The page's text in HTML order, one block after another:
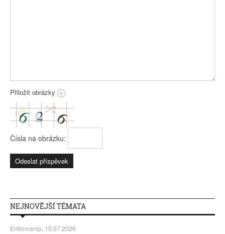
Přiložit obrázky
Čísla na obrázku:
NEJNOVĚJŠÍ TÉMATA
Enfonnanip, 15.07.2026